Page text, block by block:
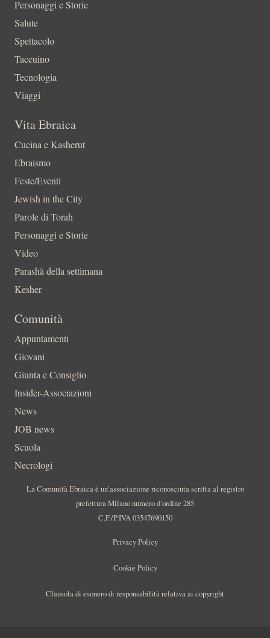
Personaggi e Storie
Salute
Spettacolo
Taccuino
Tecnologia
Viaggi
Vita Ebraica
Cucina e Kasherut
Ebraismo
Feste/Eventi
Jewish in the City
Parole di Torah
Personaggi e Storie
Video
Parashà della settimana
Kesher
Comunità
Appuntamenti
Giovani
Giunta e Consiglio
Insider-Associazioni
News
JOB news
Scuola
Necrologi
La Comunità Ebraica è un’associazione riconosciuta scritta al registro
prefettura Milano numero d’ordine 285
C.F./P.IVA 03547690150
Privacy Policy
Cookie Policy
Clausola di esonero di responsabilità relativa ai copyright